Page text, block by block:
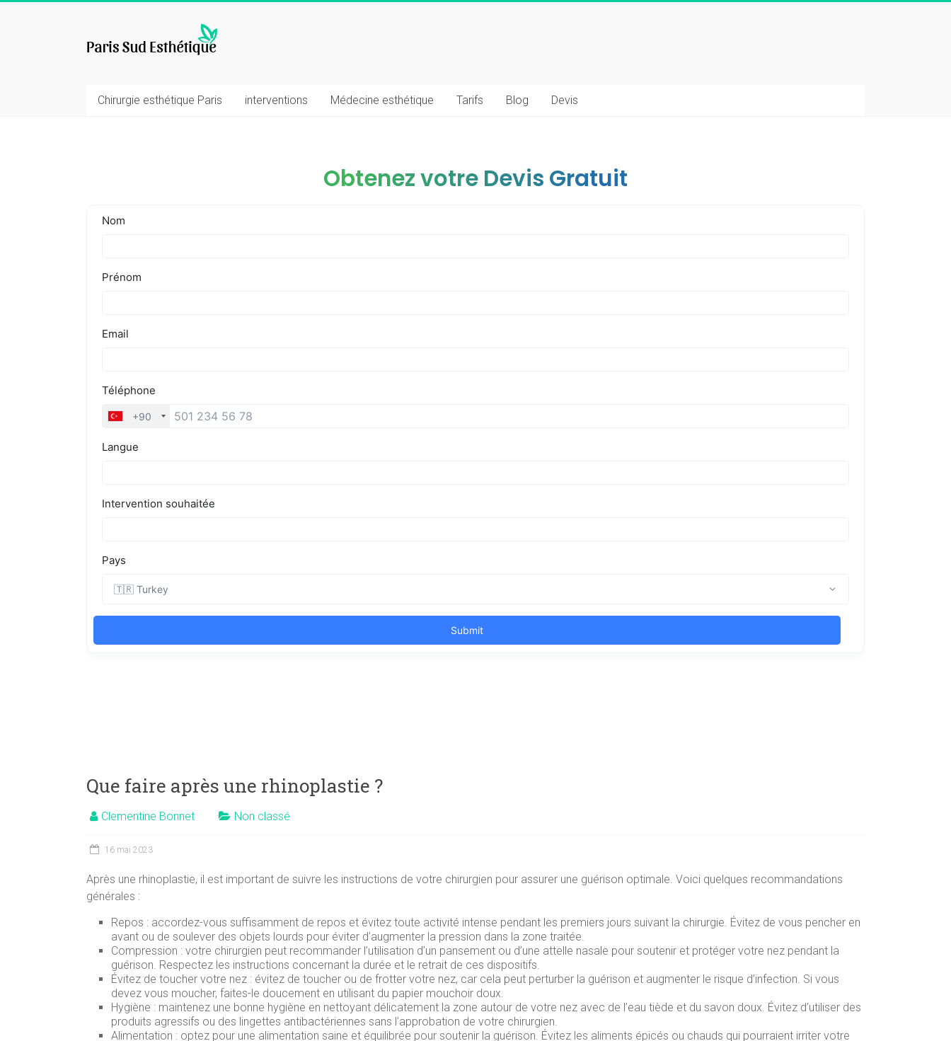
chirurgie
Chirurgie esthétique Paris interventions Médecine esthétique Tarifs Blog Devis
Obtenez votre Devis Gratuit
Que faire après une rhinoplastie ?
Clementine Bonnet Non classé
16 mai 2023
Après une rhinoplastie, il est important de suivre les instructions de votre chirurgien pour assurer une guérison optimale. Voici quelques recommandations
générales :
Repos : accordez-vous suffisamment de repos et évitez toute activité intense pendant les premiers jours suivant la chirurgie. Évitez de vous pencher en
avant ou de soulever des objets lourds pour éviter d’augmenter la pression dans la zone traitée.
Compression : votre chirurgien peut recommander l’utilisation d’un pansement ou d’une attelle nasale pour soutenir et protéger votre nez pendant la
guérison. Respectez les instructions concernant la durée et le retrait de ces dispositifs.
Évitez de toucher votre nez : évitez de toucher ou de frotter votre nez, car cela peut perturber la guérison et augmenter le risque d’infection. Si vous
devez vous moucher, faites-le doucement en utilisant du papier mouchoir doux.
Hygiène : maintenez une bonne hygiène en nettoyant délicatement la zone autour de votre nez avec de l’eau tiède et du savon doux. Évitez d’utiliser des
produits agressifs ou des lingettes antibactériennes sans l’approbation de votre chirurgien.
Alimentation : optez pour une alimentation saine et équilibrée pour soutenir la guérison. Évitez les aliments épicés ou chauds qui pourraient irriter votre